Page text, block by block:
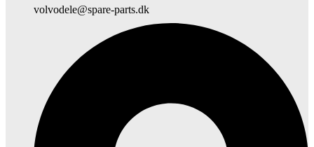
volvodele@spare-parts.dk